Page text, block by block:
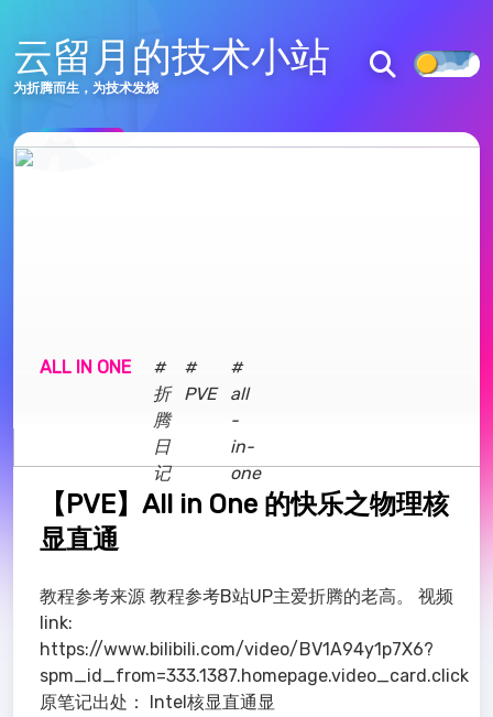
云留月的技术小站
为折腾而生，为技术发烧
置顶
ALL IN ONE
#
折
腾
日
记
#
PVE
#
all
-
in-
one
【PVE】All in One 的快乐之物理核
显直通
教程参考来源 教程参考B站UP主爱折腾的老高。 视频
link:
https://www.bilibili.com/video/BV1A94y1p7X6?
spm_id_from=333.1387.homepage.video_card.click
原笔记出处： Intel核显直通显